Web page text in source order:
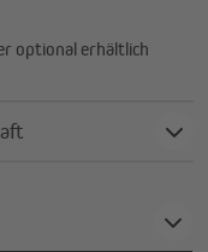
optional erhältlich